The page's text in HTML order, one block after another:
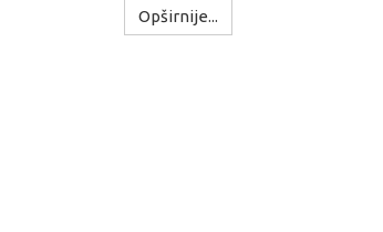
Opširnije...